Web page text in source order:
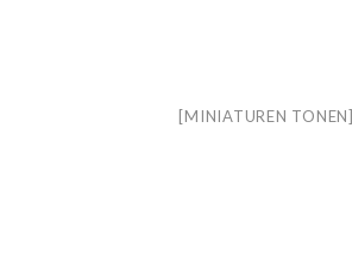
[MINIATUREN TONEN]